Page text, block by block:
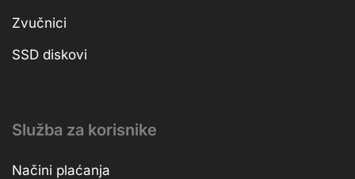
Zvučnici
SSD diskovi
Služba za korisnike
Načini plaćanja